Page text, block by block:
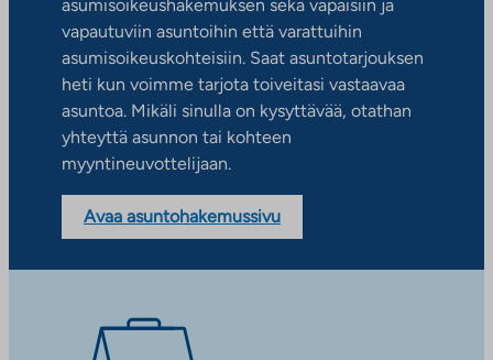
asumisoikeushakemuksen sekä vapaisiin ja
vapautuviin asuntoihin että varattuihin
asumisoikeuskohteisiin. Saat asuntotarjouksen
heti kun voimme tarjota toiveitasi vastaavaa
asuntoa. Mikäli sinulla on kysyttävää, otathan
yhteyttä asunnon tai kohteen
myyntineuvottelijaan.
Avaa asuntohakemussivu